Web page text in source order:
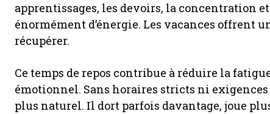
apprentissages, les devoirs, la concentration
énormément d’énergie. Les vacances offrent
récupérer.
Ce temps de repos contribue à réduire la
émotionnel. Sans horaires stricts ni
plus naturel. Il dort parfois davantage, joue